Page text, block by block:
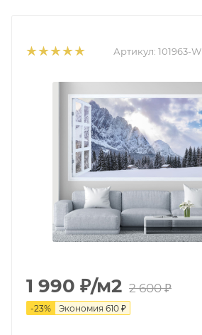
Артикул: 101963-W
1 990 ₽/м2 2 600₽
-23% Экономия 610 ₽